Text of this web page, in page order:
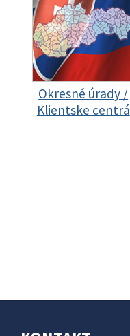
Okresné úrady /
Klientske centrá